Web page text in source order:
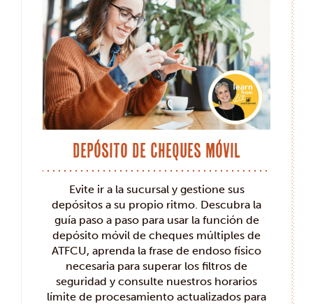
Depósito de cheques móvil
Evite ir a la sucursal y gestione sus
depósitos a su propio ritmo. Descubra la
guía paso a paso para usar la función de
depósito móvil de cheques múltiples de
ATFCU, aprenda la frase de endoso físico
necesaria para superar los filtros de
seguridad y consulte nuestros horarios
límite de procesamiento actualizados para